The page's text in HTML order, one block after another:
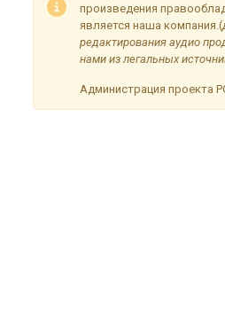
произведения
является наша компания.(
редактирования аудио
нами из легальных
Администрация проекта